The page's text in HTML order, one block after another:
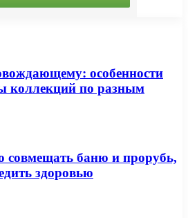
особенности
коллекций по разным
совмещать баню и прорубь,
здоровью